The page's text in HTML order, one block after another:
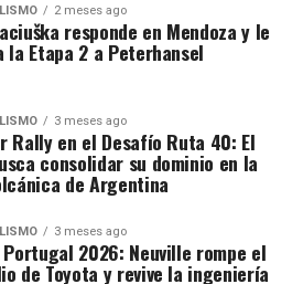
2 meses ago
responde en Mendoza y le
la Etapa 2 a Peterhansel
3 meses ago
Rally en el Desafío Ruta 40: El
consolidar su dominio en la
de Argentina
3 meses ago
2026: Neuville rompe el
de Toyota y revive la ingeniería